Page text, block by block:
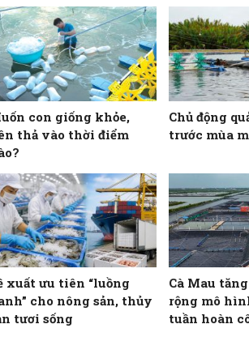
con giống khỏe,
thả vào thời điểm
Chủ động
trước mùa
xuất ưu tiên “luồng
cho nông sản, thủy
tươi sống
Cà Mau
rộng mô
tuần hoàn